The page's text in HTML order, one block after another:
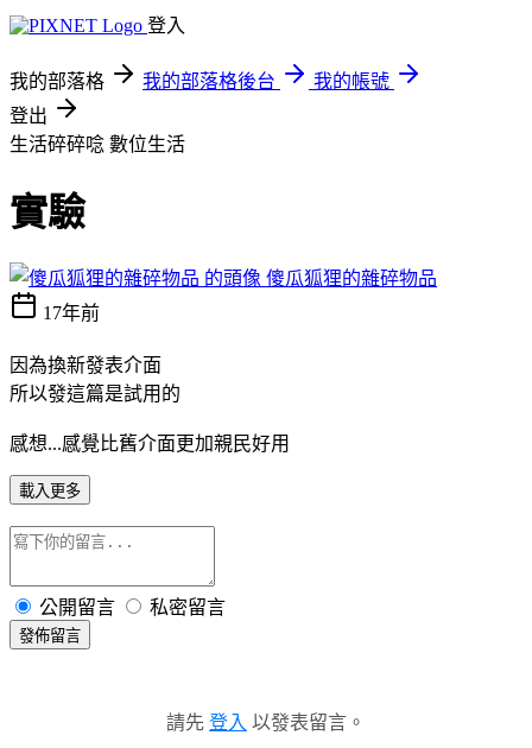
登入
我的部落格 我的部落格後台
我的帳號
登出
生活碎碎唸 數位生活
實驗
傻瓜狐狸的雜碎物品
17年前
因為換新發表介面
所以發這篇是試用的
感想...感覺比舊介面更加親民好用
載入更多
公開留言 私密留言
發佈留言
請先 登入 以發表留言。